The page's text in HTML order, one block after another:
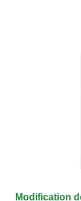
Modification